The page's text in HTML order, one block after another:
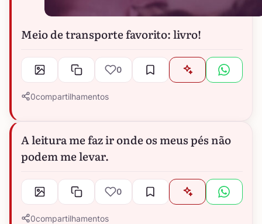
Meio de transporte favorito: livro!
0
0compartilhamentos
A leitura me faz ir onde os meus pés não
podem me levar.
0
0compartilhamentos